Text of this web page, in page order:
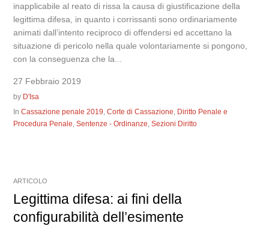
inapplicabile al reato di rissa la causa di giustificazione della
legittima difesa, in quanto i corrissanti sono ordinariamente
animati dall’intento reciproco di offendersi ed accettano la
situazione di pericolo nella quale volontariamente si pongono,
con la conseguenza che la...
27 Febbraio 2019
by D'Isa
InCassazione penale 2019,Corte di Cassazione, Diritto Penale e
Procedura Penale,Sentenze - Ordinanze,Sezioni Diritto
ARTICOLO
Legittima difesa: ai fini della
configurabilità dell’esimente